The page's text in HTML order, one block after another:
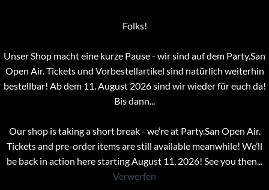
Folks!
Unser Shop macht eine kurze Pause - wir sind auf dem Party.San
Open Air. Tickets und Vorbestellartikel sind natürlich weiterhin
bestellbar! Ab dem 11. August 2026 sind wir wieder für euch da!
Bis dann...
Our shop is taking a short break - we’re at Party.San Open Air.
Tickets and pre-order items are still available meanwhile! We’ll
be back in action here starting August 11, 2026! See you then...
Verwerfen